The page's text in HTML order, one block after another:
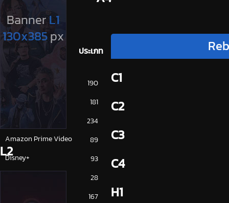
ประเภท
190
ดูซีรี่ย์ 2025
181
234
Amazon Prime Video
89
Disney+
93
28
167
C1
C2
C3
C4
H1
L2